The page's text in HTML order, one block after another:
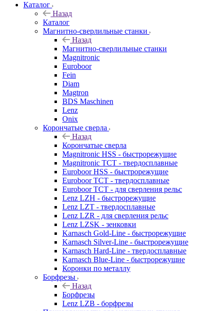
Каталог
Назад
Каталог
Магнитно-сверлильные станки
Назад
Магнитно-сверлильные станки
Magnitronic
Euroboor
Fein
Diam
Magtron
BDS Maschinen
Lenz
Onix
Корончатые сверла
Назад
Корончатые сверла
Magnitronic HSS - быстрорежущие
Magnitronic TCT - твердосплавные
Euroboor HSS - быстрорежущие
Euroboor TCT - твердосплавные
Euroboor TCT - для сверления рельс
Lenz LZH - быстрорежущие
Lenz LZT - твердосплавные
Lenz LZR - для сверления рельс
Lenz LZSK - зенковки
Karnasch Gold-Line - быстрорежущие
Karnasch Silver-Line - быстрорежущие
Karnasch Hard-Line - твердосплавные
Karnasch Blue-Line - быстрорежущие
Коронки по металлу
Борфрезы
Назад
Борфрезы
Lenz LZB - борфрезы